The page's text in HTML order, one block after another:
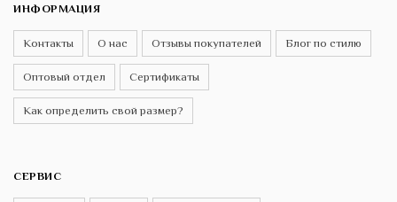
ИНФОРМАЦИЯ
Контакты О нас Отзывы покупателей Блог по стилю
Оптовый отдел Сертификаты
Как определить свой размер?
СЕРВИС